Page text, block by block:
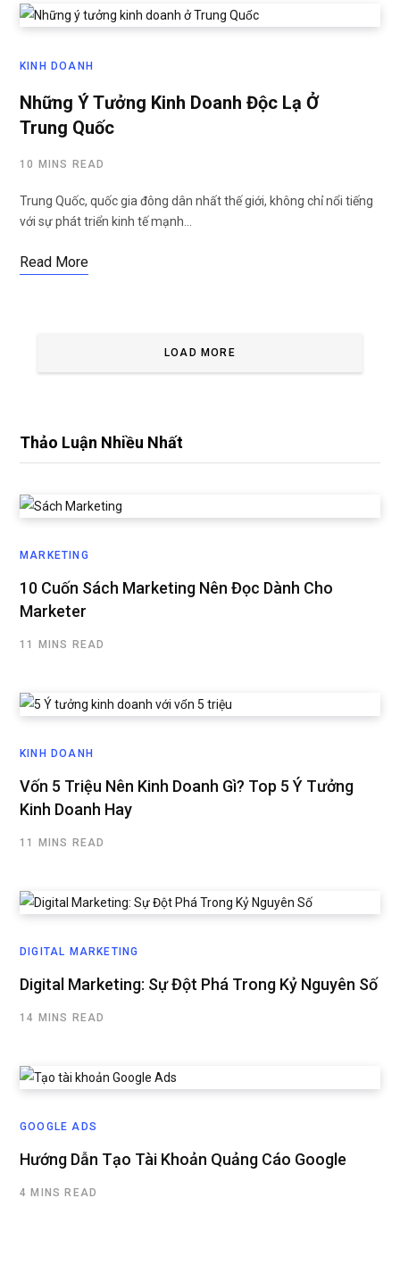
KINH DOANH
Những Ý Tưởng Kinh Doanh Độc Lạ Ở
Trung Quốc
10 MINS READ
Trung Quốc, quốc gia đông dân nhất thế giới, không chỉ nổi tiếng
với sự phát triển kinh tế mạnh…
Read More
LOAD MORE
Thảo Luận Nhiều Nhất
MARKETING
10 Cuốn Sách Marketing Nên Đọc Dành Cho
Marketer
11 MINS READ
KINH DOANH
Vốn 5 Triệu Nên Kinh Doanh Gì? Top 5 Ý Tưởng
Kinh Doanh Hay
11 MINS READ
DIGITAL MARKETING
Digital Marketing: Sự Đột Phá Trong Kỷ Nguyên Số
14 MINS READ
GOOGLE ADS
Hướng Dẫn Tạo Tài Khoản Quảng Cáo Google
4 MINS READ